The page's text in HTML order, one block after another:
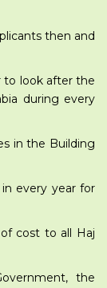
then and
to look after the
during every
in the Building
every year for
cost to all Haj
the